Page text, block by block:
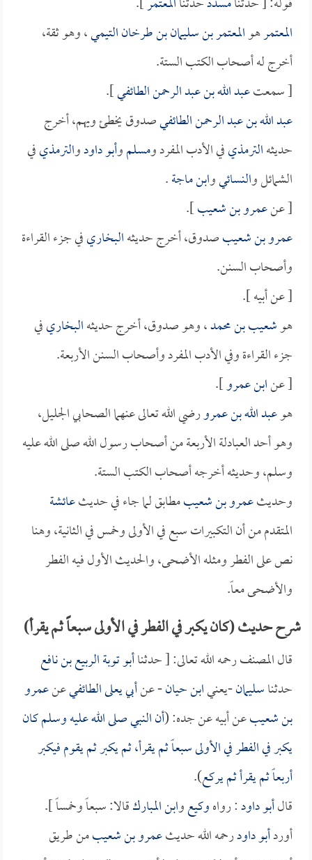
المعتمرهوالمعتمر بن سليمان بن طرخان التيمي، وهو ثقة،
أخرج له أصحاب الكتب الستة.
[ سمعتعبد الله بن عبد الرحمن الطائفي].
عبد الله بن عبد الرحمن الطائفيصدوق يخطئ ويهم، أخرج
حديثهالترمذيفي الأدب المفرد ومسلموأبو داودوالترمذيفي
الشمائل والنسائيوابن ماجة.
[ عنعمرو بن شعيب].
عمرو بن شعيبصدوق، أخرج حديثهالبخاريفي جزء القراءة
وأصحاب السنن.
[ عن أبيه ].
هوشعيب بن محمد، وهو صدوق، أخرج حديثهالبخاريفي
جزء القراءة وفي الأدب المفرد وأصحاب السنن الأربعة.
[ عنابن عمرو].
هوعبد الله بن عمرورضي الله تعالى عنهما الصحابي الجليل،
وهو أحد العبادلة الأربعة من أصحاب رسول الله صلى الله عليه
وسلم، وحديثه أخرجه أصحاب الكتب الستة.
وحديثعمرو بن شعيبمطابق لما جاء في حديثعائشة
المتقدم من أن التكبيرات سبع في الأولى وخمس في الثانية، وهنا
نص على الفطر ومثله الأضحى، والحديث الأول فيه الفطر
والأضحى معاً.
شرح حديث (كان يكبر في الفطر في الأولى سبعاً ثم يقرأ)
قال المصنف رحمه الله تعالى: [ حدثناأبو توبة الربيع بن نافع
حدثناسليمان-يعنيابن حيان- عنأبي يعلى الطائفيعنعمرو
بن شعيبعن أبيه عن جده: (أن النبي صلى الله عليه وسلم كان
يكبر في الفطر في الأولى سبعاً ثم يقرأ، ثم يكبر ثم يقوم فيكبر
أربعاً ثم يقرأ ثم يركع).
قالأبو داود: رواهوكيعوابن المباركقالا: سبعاً وخمساً ].
أوردأبو داودرحمه الله حديثعمرو بن شعيبمن طريق